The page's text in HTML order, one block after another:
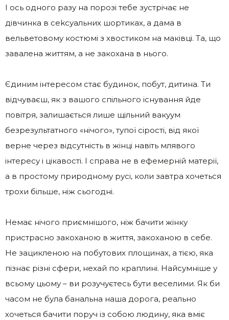
І ось одного разу на порозі тебе зустрічає не
дівчинка в сеkсуальних шортиках, а дама в
вельветовому костюмі з хвостиком на маківці. Та, що
завалена життям, а не закохана в нього.
Єдиним інтересом стає будинок, побут, дитина. Ти
відчуваєш, як з вашого спільного існування йде
повітря, залишається лише щільний вакуум
безрезультатного «нічого», тупої сірості, від якої
верне через відсутність в жінці навіть млявого
інтересу і цікавості. І справа не в ефемерній матерії,
а в простому природному русі, коли завтра хочеться
трохи більше, ніж сьогодні.
Немає нічого приємнішого, ніж бачити жінку
пристрасно закоханою в життя, закоханою в себе.
Не зацикленою на побутових площинах, а тією, яка
пізнає різні сфери, нехай по краплині. Найсумніше у
всьому цьому – ви розучуєтесь бути веселими. Як би
часом не була банальна наша дорога, реально
хочеться бачити поруч із собою людину, яка вміє